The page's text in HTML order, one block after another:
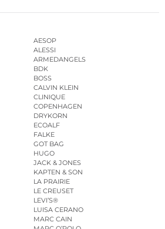
AESOP
ALESSI
ARMEDANGELS
BDK
BOSS
CALVIN KLEIN
CLINIQUE
COPENHAGEN
DRYKORN
ECOALF
FALKE
GOT BAG
HUGO
JACK & JONES
KAPTEN & SON
LA PRAIRIE
LE CREUSET
LEVI’S®
LUISA CERANO
MARC CAIN